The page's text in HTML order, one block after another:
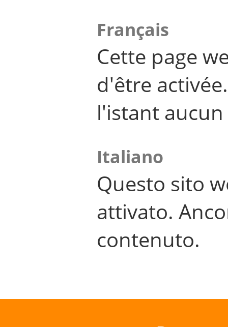
Français
Cette page
d'être
l'istant
Italiano
Questo sito
attivato.
contenuto.